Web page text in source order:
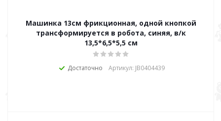
Машинка 13см фрикционная, одной кнопкой
трансформируется в робота, синяя, в/к
13,5*6,5*5,5 см
Достаточно Артикул: JB0404439